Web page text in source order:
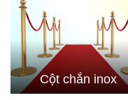
Cột chắn inox